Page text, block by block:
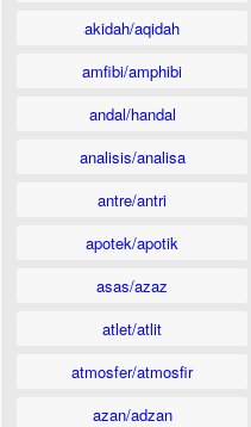
akidah/aqidah
amfibi/amphibi
andal/handal
analisis/analisa
antre/antri
apotek/apotik
asas/azaz
atlet/atlit
atmosfer/atmosfir
azan/adzan